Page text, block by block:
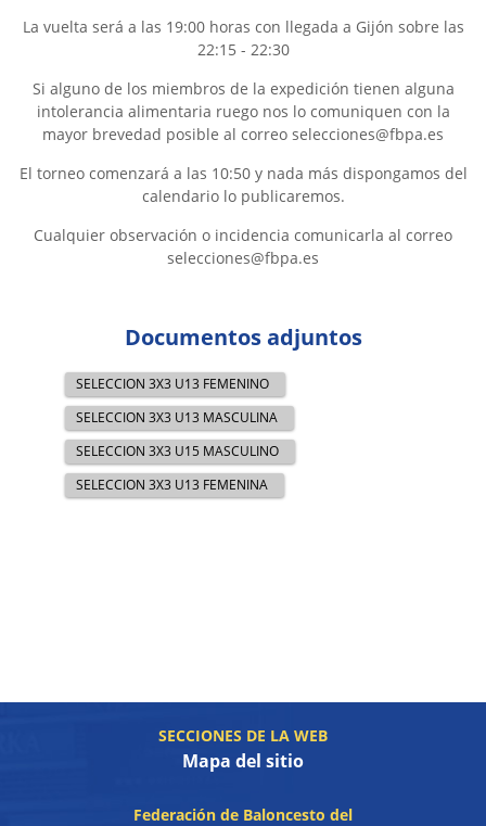
La vuelta será a las 19:00 horas con llegada a Gijón sobre las
22:15 - 22:30
Si alguno de los miembros de la expedición tienen alguna
intolerancia alimentaria ruego nos lo comuniquen con la
mayor brevedad posible al correo selecciones@fbpa.es
El torneo comenzará a las 10:50 y nada más dispongamos del
calendario lo publicaremos.
Cualquier observación o incidencia comunicarla al correo
selecciones@fbpa.es
Documentos adjuntos
SELECCION 3X3 U13 FEMENINO
SELECCION 3X3 U13 MASCULINA
SELECCION 3X3 U15 MASCULINO
SELECCION 3X3 U13 FEMENINA
SECCIONES DE LA WEB
Mapa del sitio
Federación de Baloncesto del